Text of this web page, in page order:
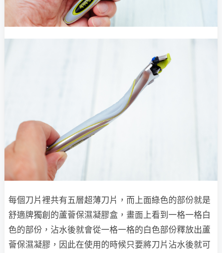
每個刀片裡共有五層超薄刀片，而上面綠色的部份就是
舒適牌獨創的蘆薈保濕凝膠盒，畫面上看到一格一格白
色的部份，沾水後就會從一格一格的白色部份釋放出蘆
薈保濕凝膠，因此在使用的時候只要將刀片沾水後就可